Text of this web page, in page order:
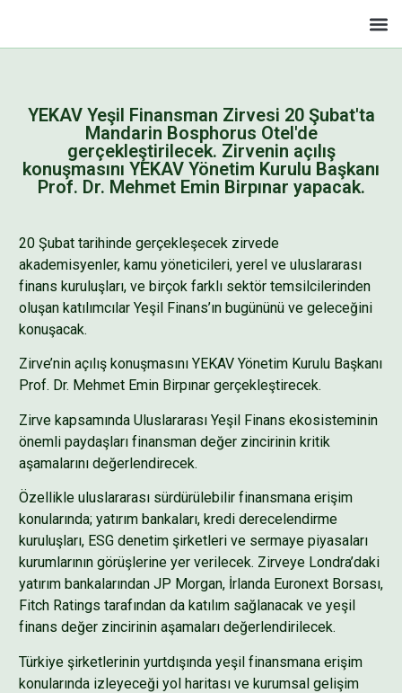
YEKAV Yeşil Finansman Zirvesi 20 Şubat'ta
Mandarin Bosphorus Otel'de
gerçekleştirilecek. Zirvenin açılış
konuşmasını YEKAV Yönetim Kurulu Başkanı
Prof. Dr. Mehmet Emin Birpınar yapacak.
20 Şubat tarihinde gerçekleşecek zirvede
akademisyenler, kamu yöneticileri, yerel ve uluslararası
finans kuruluşları, ve birçok farklı sektör temsilcilerinden
oluşan katılımcılar Yeşil Finans’ın bugününü ve geleceğini
konuşacak.
Zirve’nin açılış konuşmasını YEKAV Yönetim Kurulu Başkanı
Prof. Dr. Mehmet Emin Birpınar gerçekleştirecek.
Zirve kapsamında Uluslararası Yeşil Finans ekosisteminin
önemli paydaşları finansman değer zincirinin kritik
aşamalarını değerlendirecek.
Özellikle uluslararası sürdürülebilir finansmana erişim
konularında; yatırım bankaları, kredi derecelendirme
kuruluşları, ESG denetim şirketleri ve sermaye piyasaları
kurumlarının görüşlerine yer verilecek. Zirveye Londra’daki
yatırım bankalarından JP Morgan, İrlanda Euronext Borsası,
Fitch Ratings tarafından da katılım sağlanacak ve yeşil
finans değer zincirinin aşamaları değerlendirilecek.
Türkiye şirketlerinin yurtdışında yeşil finansmana erişim
konularında izleyeceği yol haritası ve kurumsal gelişim